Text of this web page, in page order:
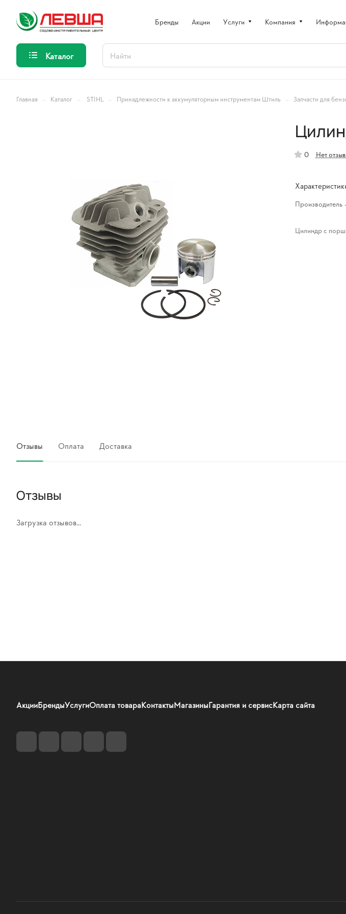
Бренды Акции Услуги Компания
Каталог
Главная – Каталог – STIHL – Принадлежности к аккумуляторным инструментам Штиль – Запчасти для
0 Нет
Производитель
Цилиндр с
Отзывы Оплата Доставка
Отзывы
Загрузка отзывов...
АкцииБрендыУслугиОплата товараКонтактыМагазиныГарантия и сервисКарта сайта